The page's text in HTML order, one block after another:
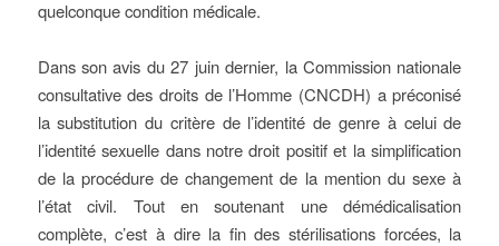
quelconque condition médicale.
Dans son avis du 27 juin dernier, la Commission nationale
consultative des droits de l’Homme (CNCDH) a préconisé
la substitution du critère de l’identité de genre à celui de
l’identité sexuelle dans notre droit positif et la simplification
de la procédure de changement de la mention du sexe à
l’état civil. Tout en soutenant une démédicalisation
complète, c’est à dire la fin des stérilisations forcées, la